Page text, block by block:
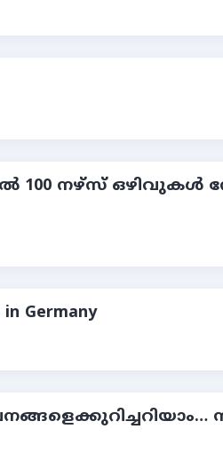
100 നഴ്സ് ഒഴിവുകള്‍
Germany